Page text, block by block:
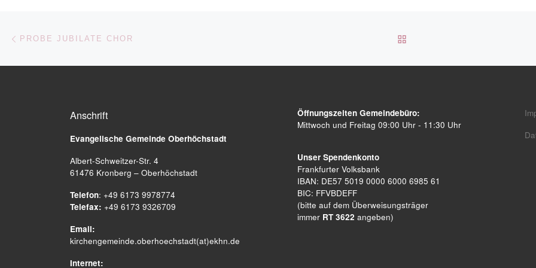
Beitragsnavigation
PROBE JUBILATE CHOR
Anschrift
Evangelische Gemeinde Oberhöchstadt
Albert-Schweitzer-Str. 4
61476 Kronberg – Oberhöchstadt
Telefon: +49 6173 9978774
Telefax: +49 6173 9326709
Email:
kirchengemeinde.oberhoechstadt(at)ekhn.de
Internet:
Öffnungszeiten Gemeindebüro:
Mittwoch und Freitag 09:00 Uhr - 11:30 Uhr
Unser Spendenkonto
Frankfurter Volksbank
IBAN: DE57 5019 0000 6000 6985 61
BIC: FFVBDEFF
(bitte auf dem Überweisungsträger
immer RT 3622 angeben)